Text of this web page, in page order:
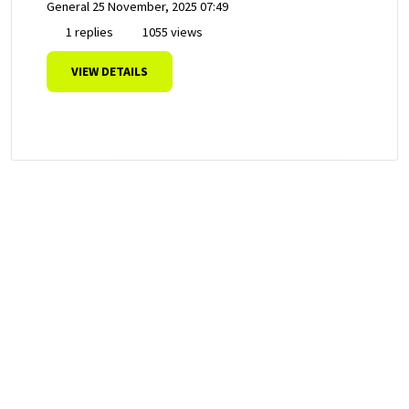
General 25 November, 2025 07:49
1 replies
1055 views
VIEW DETAILS